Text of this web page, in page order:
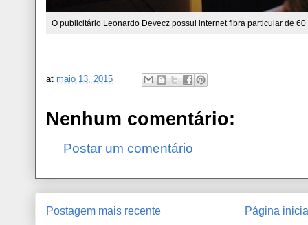
O publicitário Leonardo Devecz possui internet fibra particular de
at maio 13, 2015
Nenhum comentário:
Postar um comentário
Postagem mais recente Página